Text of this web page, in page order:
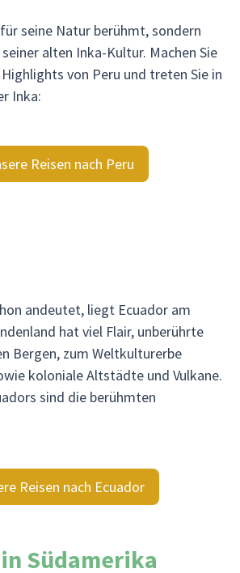
seine Natur berühmt, sondern
alten Inka-Kultur. Machen Sie
von Peru und treten Sie in
Inka:
Reisen nach Peru
andeutet, liegt Ecuador am
hat viel Flair, unberührte
Bergen, zum Weltkulturerbe
koloniale Altstädte und Vulkane.
sind die berühmten
Reisen nach Ecuador
Südamerika